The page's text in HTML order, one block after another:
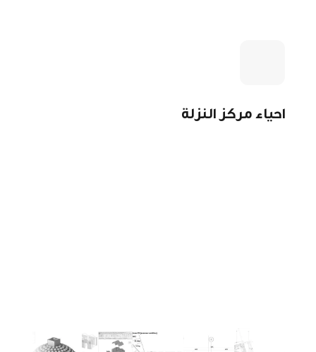
احياء مركز النزلة